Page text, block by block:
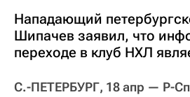
Нападающий
Шипачев заявил, что
переходе в клуб НХЛ
С.-ПЕТЕРБУРГ, 18 апр — Р-